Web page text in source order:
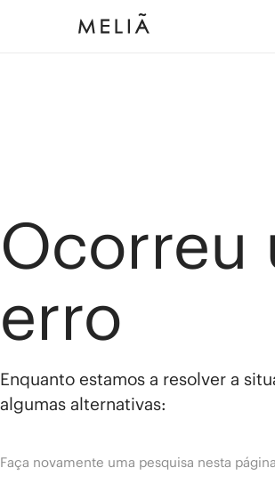
Ocorreu
erro
Enquanto estamos a resolver a
algumas alternativas:
Faça novamente uma pesquisa nesta